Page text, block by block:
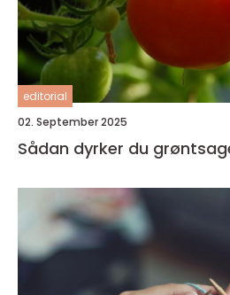
editorial
02. September 2025
Sådan dyrker du